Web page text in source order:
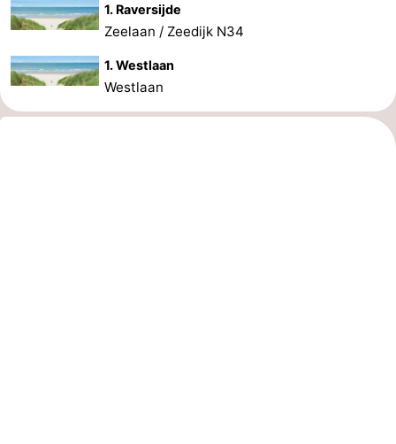
1. Raversijde
Zeelaan / Zeedijk N34
1. Westlaan
Westlaan